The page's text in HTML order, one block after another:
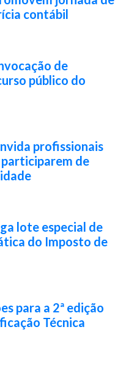
contábil
de
público do
profissionais
de
lote especial de
do Imposto de
para a 2ª edição
Técnica